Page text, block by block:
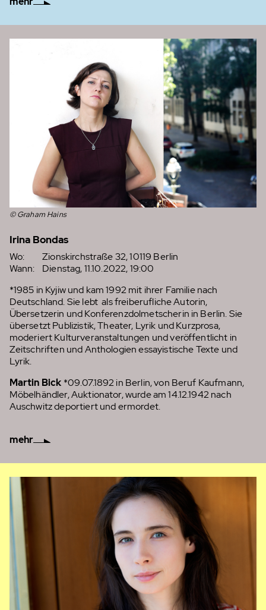
© Graham Hains
Irina Bondas
Wo:
Zionskirchstraße 32, 10119 Berlin
Wann:
Dienstag, 11.10.2022, 19:00
*1985 in Kyjiw und kam 1992 mit ihrer Familie nach
Deutschland. Sie lebt als freiberufliche Autorin,
Übersetzerin und Konferenzdolmetscherin in Berlin. Sie
übersetzt Publizistik, Theater, Lyrik und Kurzprosa,
moderiert Kulturveranstaltungen und veröffentlicht in
Zeitschriften und Anthologien essayistische Texte und
Lyrik.
Martin Bick *09.07.1892 in Berlin, von Beruf Kaufmann,
Möbelhändler, Auktionator, wurde am 14.12.1942 nach
Auschwitz deportiert und ermordet.
mehr